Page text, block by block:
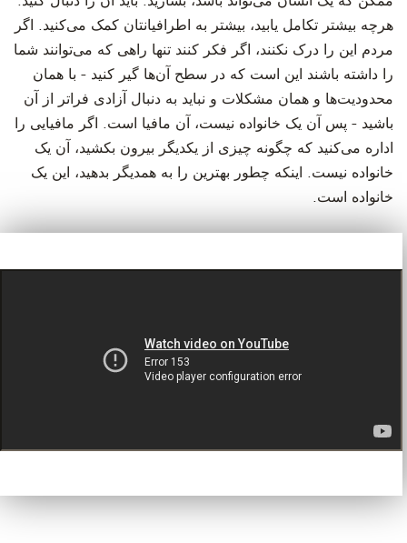
هرچه بیشتر تکامل یابید، بیشتر به اطرافیانتان کمک می‌کنید. اگر
مردم این را درک نکنند، اگر فکر کنند تنها راهی که می‌توانند شما
را داشته باشند این است که در سطح آن‌ها گیر کنید - با همان
محدودیت‌ها و همان مشکلات و نباید به دنبال آزادی فراتر از آن
باشید - پس آن یک خانواده نیست، آن مافیا است. اگر مافیایی را
اداره می‌کنید که چگونه چیزی از یکدیگر بیرون بکشید، آن یک
خانواده نیست. اینکه چطور بهترین را به همدیگر بدهید، این یک
خانواده است.